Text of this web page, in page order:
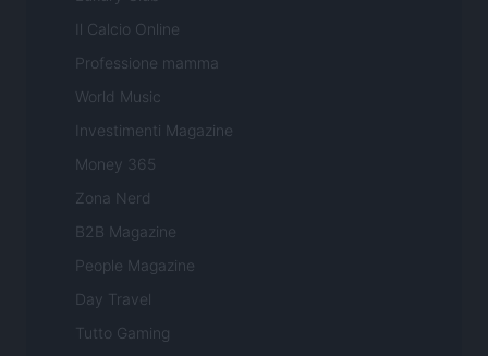
Il Calcio Online
Professione mamma
World Music
Investimenti Magazine
Money 365
Zona Nerd
B2B Magazine
People Magazine
Day Travel
Tutto Gaming